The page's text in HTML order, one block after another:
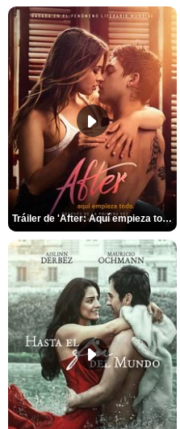
Tráiler de 'After: Aquí empieza todo'